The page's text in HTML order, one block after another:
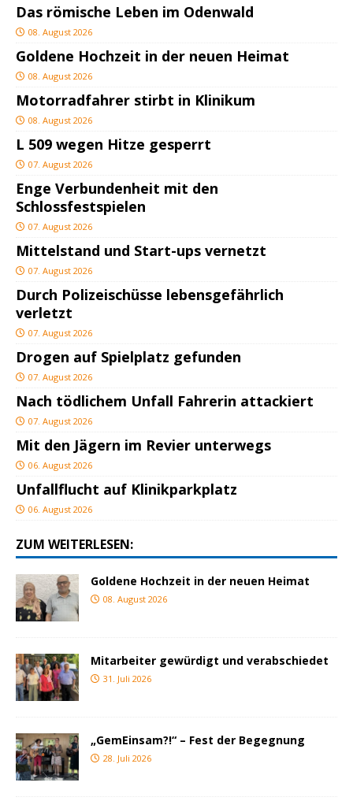
Das römische Leben im Odenwald
08. August 2026
Goldene Hochzeit in der neuen Heimat
08. August 2026
Motorradfahrer stirbt in Klinikum
08. August 2026
L 509 wegen Hitze gesperrt
07. August 2026
Enge Verbundenheit mit den
Schlossfestspielen
07. August 2026
Mittelstand und Start-ups vernetzt
07. August 2026
Durch Polizeischüsse lebensgefährlich
verletzt
07. August 2026
Drogen auf Spielplatz gefunden
07. August 2026
Nach tödlichem Unfall Fahrerin attackiert
07. August 2026
Mit den Jägern im Revier unterwegs
06. August 2026
Unfallflucht auf Klinikparkplatz
06. August 2026
ZUM WEITERLESEN:
Goldene Hochzeit in der neuen Heimat
08. August 2026
Mitarbeiter gewürdigt und verabschiedet
31. Juli 2026
„GemEinsam?!“ – Fest der Begegnung
28. Juli 2026